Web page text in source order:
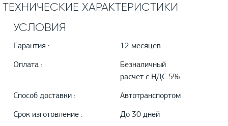
ТЕХНИЧЕСКИЕ ХАРАКТЕРИСТИКИ
УСЛОВИЯ
Гарантия : 12 месяцев
Оплата :
Безналичный
расчет с НДС 5%
Способ доставки : Автотранспортом
Срок изготовление : До 30 дней